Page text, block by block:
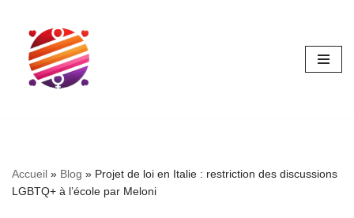
Aller
contenu
Accueil » Blog » Projet de loi en Italie : restriction des discussions
LGBTQ+ à l’école par Meloni